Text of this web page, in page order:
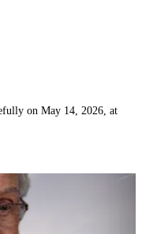
on May 14, 2026, at